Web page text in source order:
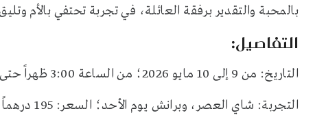
بالمحبة والتقدير برفقة العائلة، في تجربة تحتفي بالأم
التفاصيل:
التاريخ: من 9 إلى 10 مايو 2026؛ من الساعة 3:00 ظهراً حتى 6:00 مساءً
التجربة: شاي العصر، وبرانش يوم الأحد؛ السعر: 195 درهماً للشخص.